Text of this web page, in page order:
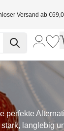
Versand ab
perfekte
langlebig